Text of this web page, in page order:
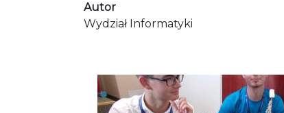
Autor
Wydział Informatyki